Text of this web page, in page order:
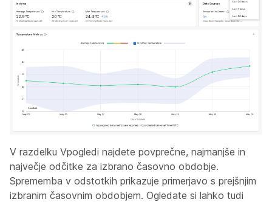
V razdelku Vpogledi najdete povprečne, najmanjše in
največje odčitke za izbrano časovno obdobje.
Sprememba v odstotkih prikazuje primerjavo s prejšnjim
izbranim časovnim obdobjem. Ogledate si lahko tudi